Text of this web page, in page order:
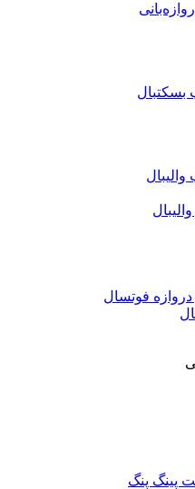
بسکتبال
والیبال
دروازه فوتسال
پینگ پنگ